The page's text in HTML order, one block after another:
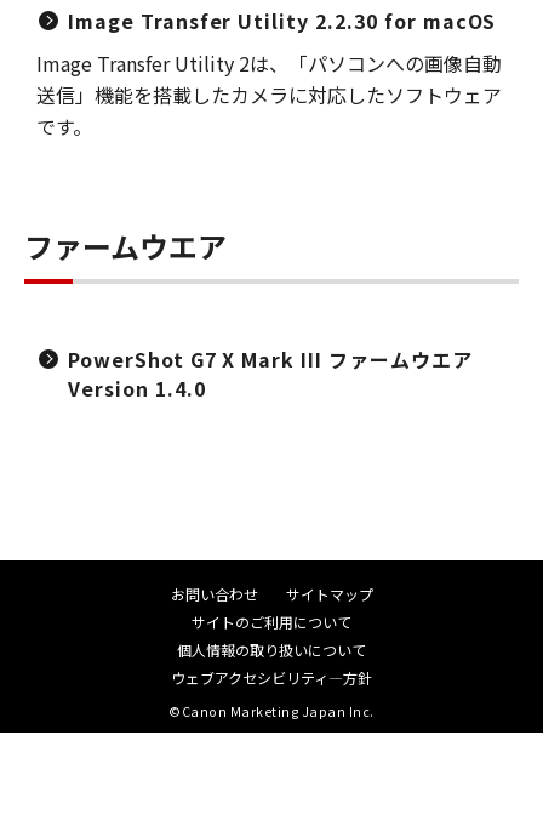
Image Transfer Utility 2.2.30 for macOS
Image Transfer Utility 2は、「パソコンへの画像自動
送信」機能を搭載したカメラに対応したソフトウェア
です。
ファームウエア
PowerShot G7 X Mark III ファームウエア
Version 1.4.0
お問い合わせ
サイトマップ
サイトのご利用について
個人情報の取り扱いについて
ウェブアクセシビリティ―方針
©Canon Marketing Japan Inc.